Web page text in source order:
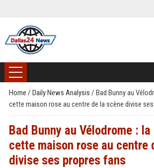
Home / Daily News Analysis / Bad Bunny au
cette maison rose au centre de la scène divise
Bad Bunny au Vélodrome :
cette maison rose au centre
divise ses propres fans